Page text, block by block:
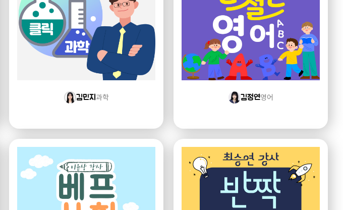
김민지 과학 김정연영어